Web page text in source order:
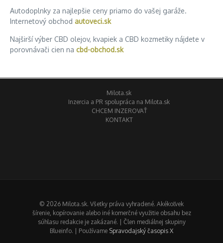
Autodoplnky za najlepšie ceny priamo do vašej garáže.
Internetový obchod autoveci.sk
Najširší výber CBD olejov, kvapiek a CBD kozmetiky nájdete v
porovnávači cien na cbd-obchod.sk
Milota.sk
Inzercia a PR spolupráca na Milota.sk
CHCEM INZEROVAŤ
KONTAKT
© 2026 Milota.sk. Všetky práva vyhradené. Akékoľvek
šírenie, kopírovanie alebo iné komerčné využitie obsahu bez
súhlasu redakcie je zakázané. | Člen mediálnej skupiny
Blueinfo. | Používame Spravodajský časopis X